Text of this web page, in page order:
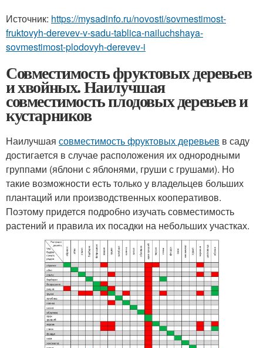
Источник: https://mysadinfo.ru/novosti/sovmestimost-
fruktovyh-derevev-v-sadu-tablica-nailuchshaya-
sovmestimost-plodovyh-derevev-i
Совместимость фруктовых деревьев
и хвойных. Наилучшая
совместимость плодовых деревьев и
кустарников
Наилучшая совместимость фруктовых деревьев в саду
достигается в случае расположения их однородными
группами (яблони с яблонями, груши с грушами). Но
такие возможности есть только у владельцев больших
плантаций или производственных кооперативов.
Поэтому придется подробно изучать совместимость
растений и правила их посадки на небольших участках.